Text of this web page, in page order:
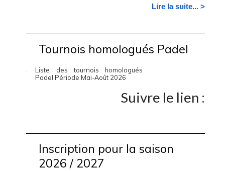
Lire la suite... >
Tournois homologués Padel
Liste des tournois homologués
Padel Période Mai-Août 2026
Suivre le lien :
Inscription pour la saison
2026 / 2027